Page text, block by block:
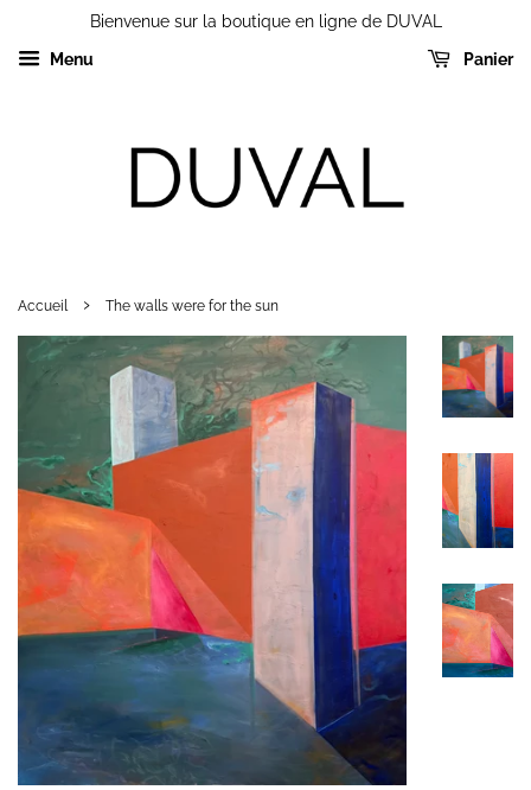
Bienvenue sur la boutique en ligne de DUVAL
Menu Panier
Accueil › The walls were for the sun